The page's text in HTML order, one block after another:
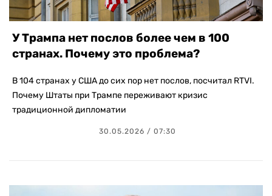
У Трампа нет послов более чем в 100
странах. Почему это проблема?
В 104 странах у США до сих пор нет послов, посчитал RTVI.
Почему Штаты при Трампе переживают кризис
традиционной дипломатии
30.05.2026 / 07:30